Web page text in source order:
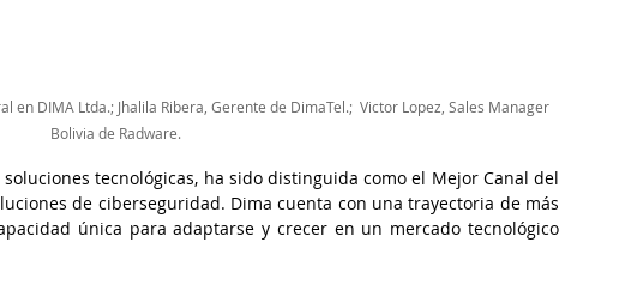
en DIMA Ltda.; Jhalila Ribera, Gerente de DimaTel.; Victor Lopez, Sales Manager
Bolivia de Radware.
tecnológicas, ha sido distinguida como el Mejor Canal del
de ciberseguridad. Dima cuenta con una trayectoria de más
única para adaptarse y crecer en un mercado tecnológico